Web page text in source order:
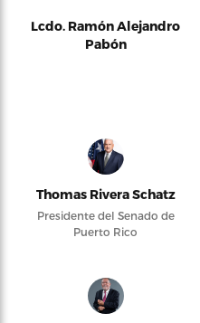
Lcdo. Ramón Alejandro
Pabón
Thomas Rivera Schatz
Presidente del Senado de
Puerto Rico